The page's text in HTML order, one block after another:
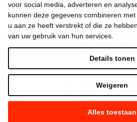
voor social media, adverteren en
kunnen deze gegevens combineren
u aan ze heeft verstrekt of die ze
van uw gebruik van hun services.
Alles toestaan
Weigeren
Details tonen
Algemeen
Laatste